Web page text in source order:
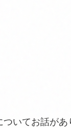
いてお話があ